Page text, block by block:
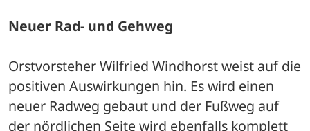
Neuer Rad- und Gehweg
Orstvorsteher Wilfried Windhorst weist auf die
positiven Auswirkungen hin. Es wird einen
neuer Radweg gebaut und der Fußweg auf
der nördlichen Seite wird ebenfalls komplett